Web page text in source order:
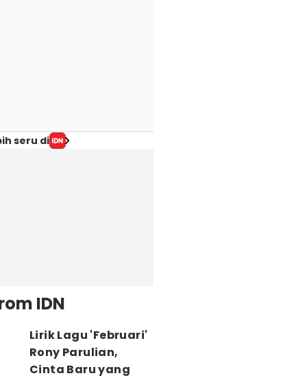
seru di
IDN
Lirik Lagu 'Februari'
Rony Parulian,
Cinta Baru yang